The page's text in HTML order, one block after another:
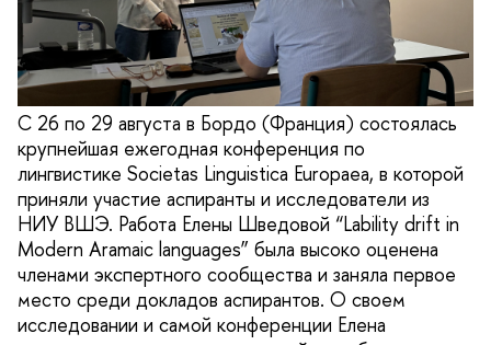
С 26 по 29 августа в Бордо (Франция) состоялась
крупнейшая ежегодная конференция по
лингвистике Societas Linguistica Europaea, в которой
приняли участие аспиранты и исследователи из
НИУ ВШЭ. Работа Елены Шведовой “Lability drift in
Modern Aramaic languages” была высоко оценена
членами экспертного сообщества и заняла первое
место среди докладов аспирантов. О своем
исследовании и самой конференции Елена